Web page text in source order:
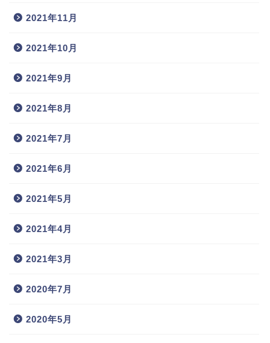
2021年11月
2021年10月
2021年9月
2021年8月
2021年7月
2021年6月
2021年5月
2021年4月
2021年3月
2020年7月
2020年5月